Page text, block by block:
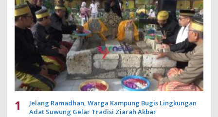
1
Jelang Ramadhan, Warga Kampung Bugis Lingkungan
Adat Suwung Gelar Tradisi Ziarah Akbar